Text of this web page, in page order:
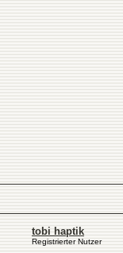
tobi haptik
Registrierter Nutzer